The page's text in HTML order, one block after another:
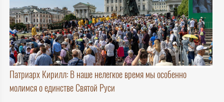
Патриарх Кирилл: В наше нелегкое время мы особенно
молимся о единстве Святой Руси